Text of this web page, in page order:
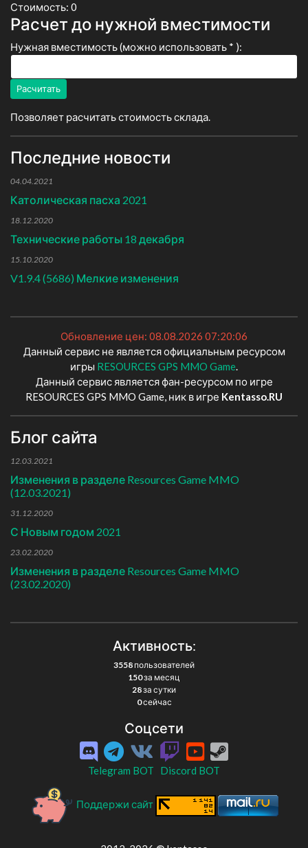
Стоимость: 0
Расчет до нужной вместимости
Нужная вместимость (можно использовать * ):
Расчитать
Позволяет расчитать стоимость склада.
Последние новости
04.04.2021
Католическая пасха 2021
18.12.2020
Технические работы 18 декабря
15.10.2020
V1.9.4 (5686) Мелкие изменения
Обновление цен: 08.08.2026 07:20:06
Данный сервис не является официальным ресурсом
игры RESOURCES GPS MMO Game.
Данный сервис является фан-ресурсом по игре
RESOURCES GPS MMO Game, ник в игре Kentasso.RU
Блог сайта
12.03.2021
Изменения в разделе Resources Game MMO
(12.03.2021)
31.12.2020
С Новым годом 2021
23.02.2020
Изменения в разделе Resources Game MMO
(23.02.2020)
Активность:
3558 пользователей
150за месяц
28за сутки
0сейчас
Соцсети
Telegram BOT Discord BOT
Поддержи сайт